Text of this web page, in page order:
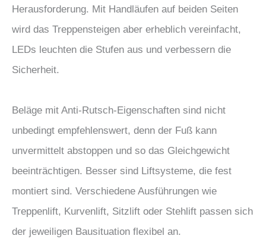
Herausforderung. Mit Handläufen auf beiden Seiten
wird das Treppensteigen aber erheblich vereinfacht,
LEDs leuchten die Stufen aus und verbessern die
Sicherheit.
Beläge mit Anti-Rutsch-Eigenschaften sind nicht
unbedingt empfehlenswert, denn der Fuß kann
unvermittelt abstoppen und so das Gleichgewicht
beeinträchtigen. Besser sind Liftsysteme, die fest
montiert sind. Verschiedene Ausführungen wie
Treppenlift, Kurvenlift, Sitzlift oder Stehlift passen sich
der jeweiligen Bausituation flexibel an.